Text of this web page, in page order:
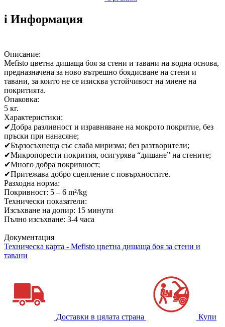
i Информация
Описание:
Mefisto цветна дишаща боя за стени и тавани на водна основа,
предназначена за ново вътрешно боядисване на стени и
тавани, за които не се изисква устойчивост на миене на
покритията.
Опаковка:
5 кг.
Характеристики:
✔Добра разливност и изравняване на мокрото покритие, без
пръски при нанасяне;
✔Бързосъхнеща със слаба миризма; без разтворители;
✔Микропорести покрития, осигурява “дишане” на стените;
✔Много добра покривност;
✔Притежава добро сцепление с повърхностите.
Разходна норма:
Покривност: 5 – 6 m²/kg
Технически показатели:
Изсъхване на допир: 15 минути
Пълно изсъхване: 3-4 часа
Документация
Техническа карта - Mefisto цветна дишаща боя за стени и
тавани
Доставки в цялата страна Купи